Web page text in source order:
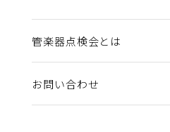
管楽器点検会とは
お問い合わせ